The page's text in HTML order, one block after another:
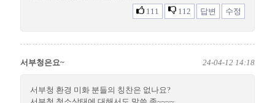
111
112 답변 수정
서부청은요~ 24-04-12 14:18
서부청 환경 미화 분들의 칭찬은 없나요?